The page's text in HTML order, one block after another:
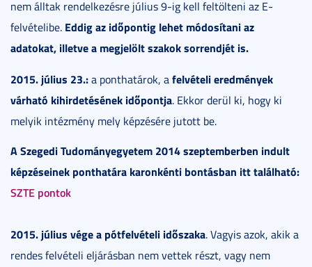
nem álltak rendelkezésre július 9-ig kell feltölteni az E-
felvételibe. Eddig az időpontig lehet módosítani az
adatokat, illetve a megjelölt szakok sorrendjét is.
2015. július 23.:a ponthatárok, afelvételi eredmények
várható kihirdetésének időpontja. Ekkor derül ki, hogy ki
melyik intézmény mely képzésére jutott be.
A Szegedi Tudományegyetem 2014 szeptemberben indult
képzéseinek ponthatára karonkénti bontásban itt található:
SZTE pontok
2015. július vége a pótfelvételi időszaka. Vagyis azok, akik a
rendes felvételi eljárásban nem vettek részt, vagy nem